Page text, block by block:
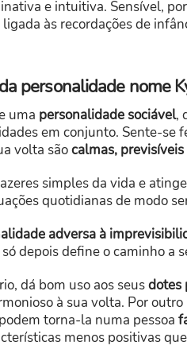
e intuitiva. Sensível,
às recordações de
personalidade nome
uma personalidade sociável,
em conjunto. Sente-se
volta sãocalmas,
simples da vida e
quotidianas de modo
adversa à
só depois define o caminho a
dá bom uso aos seusdotes
à sua volta. Por
torna-la numa pessoa
menos positivas